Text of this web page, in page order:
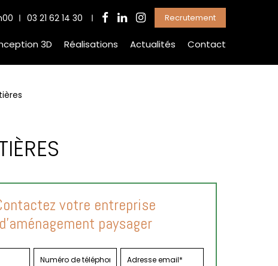
03 21 62 14 30 Recrutement
3D Réalisations Actualités Contact
votre entreprise
d'aménagement paysager